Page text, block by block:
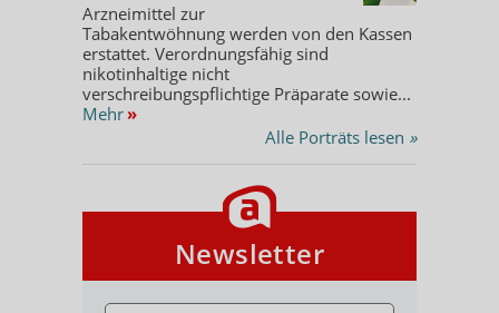
Arzneimittel zur
Tabakentwöhnung werden von den Kassen
erstattet. Verordnungsfähig sind
nikotinhaltige nicht
verschreibungspflichtige Präparate sowie...
Mehr »
Alle Porträts lesen »
Newsletter